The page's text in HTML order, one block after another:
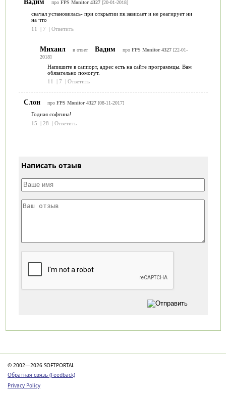
про FPS Monitor 4327[20-01-2018]
скачал установилась- при открытии пк зависает и не реагирует ни
на что
11
| 7 | Ответить
Михаил в ответ Вадим про FPS Monitor 4327[22-01-
2018]
Напишите в саппорт, адрес есть на сайте программцы. Вам
обязательно помогут.
11
| 7 | Ответить
Слон про FPS Monitor 4327[08-11-2017]
Годная софтина!
15
| 28 | Ответить
Написать отзыв
© 2002—2026 SOFTPORTAL
Обратная связь (Feedback)
Privacy Policy